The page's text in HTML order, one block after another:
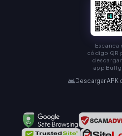
Escanea
código QR
descargar
app
Descargar APK